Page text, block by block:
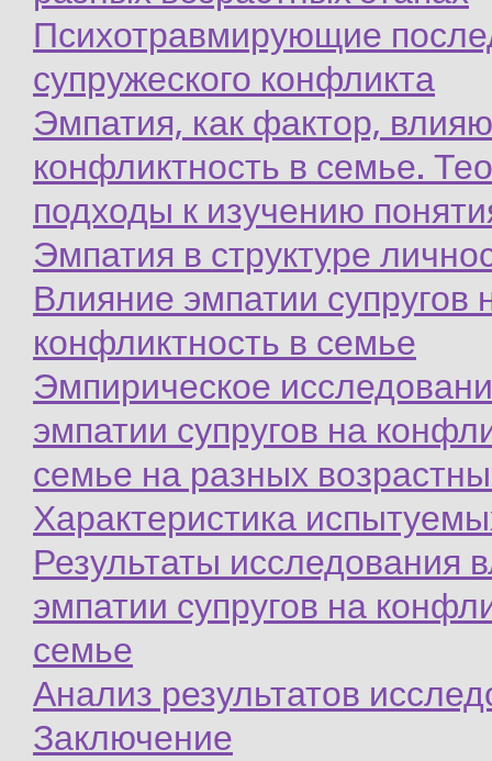
Психотравмирующие
супружеского конфликта
Эмпатия, как фактор,
конфликтность в семье.
подходы к изучению
Эмпатия в структуре
Влияние эмпатии супругов
конфликтность в семье
Эмпирическое
эмпатии супругов на
семье на разных
Характеристика
Результаты исследования
эмпатии супругов на
семье
Анализ результатов
Заключение